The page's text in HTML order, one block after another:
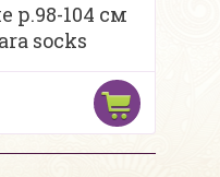
р.98-104 см
socks